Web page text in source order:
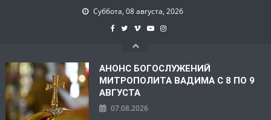
Суббота, 08 августа, 2026
АНОНС БОГОСЛУЖЕНИЙ
МИТРОПОЛИТА ВАДИМА С 8 ПО 9
АВГУСТА
07.08.2026